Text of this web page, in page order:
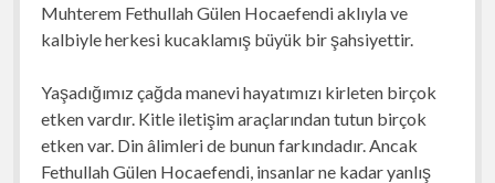
Muhterem Fethullah Gülen Hocaefendi aklıyla ve
kalbiyle herkesi kucaklamış büyük bir şahsiyettir.
Yaşadığımız çağda manevi hayatımızı kirleten birçok
etken vardır. Kitle iletişim araçlarından tutun birçok
etken var. Din âlimleri de bunun farkındadır. Ancak
Fethullah Gülen Hocaefendi, insanlar ne kadar yanlış